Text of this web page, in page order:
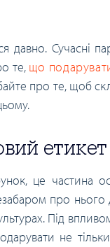
давно. Сучасні
те, що подарувати
про те, щоб
етикет
це частина
про нього
Під
не